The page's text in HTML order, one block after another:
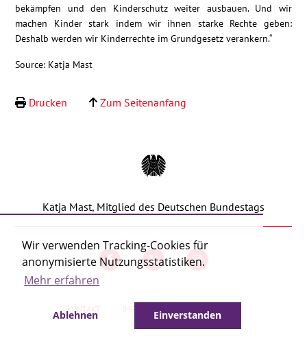
Wir verwenden Tracking-Cookies für
anonymisierte Nutzungsstatistiken.
Mehr erfahren
Ablehnen Einverstanden
Debattenbeiträge
Kontakt
bekämpfen und den Kinderschutz weiter ausbauen. Und wir
machen Kinder stark indem wir ihnen starke Rechte geben:
Deshalb werden wir Kinderrechte im Grundgesetz verankern.“
Source: Katja Mast
Drucken Zum Seitenanfang
Katja Mast, Mitglied des Deutschen Bundestags
KONTAKT IMPRESSUM DATENSCHUTZ